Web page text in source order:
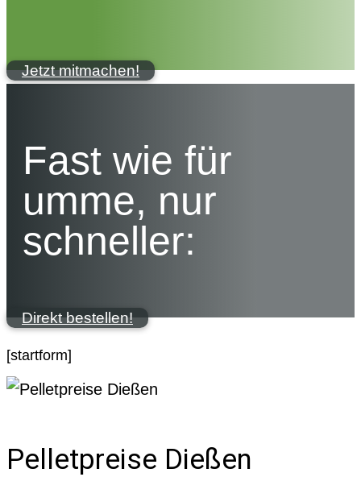
Jetzt mitmachen!
Fast wie für
umme, nur
schneller:
Direkt bestellen!
[startform]
Pelletpreise Dießen